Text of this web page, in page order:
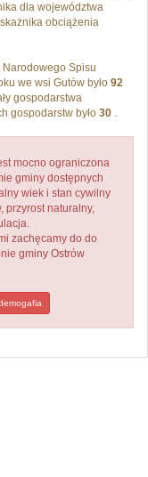
dla województwa
obciążenia
Spisu
we wsi Gutów było 92
gospodarstwa
gospodarstw było 30 .
mocno ograniczona
gminy dostępnych
wiek i stan cywilny
przyrost naturalny,
zachęcamy do do
gminy Ostrów